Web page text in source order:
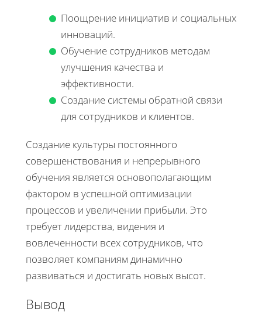
Поощрение инициатив и социальных
инноваций.
Обучение сотрудников методам
улучшения качества и
эффективности.
Создание системы обратной связи
для сотрудников и клиентов.
Создание культуры постоянного
совершенствования и непрерывного
обучения является основополагающим
фактором в успешной оптимизации
процессов и увеличении прибыли. Это
требует лидерства, видения и
вовлеченности всех сотрудников, что
позволяет компаниям динамично
развиваться и достигать новых высот.
Вывод